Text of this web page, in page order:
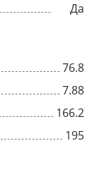
Да
76.8
7.88
166.2
195